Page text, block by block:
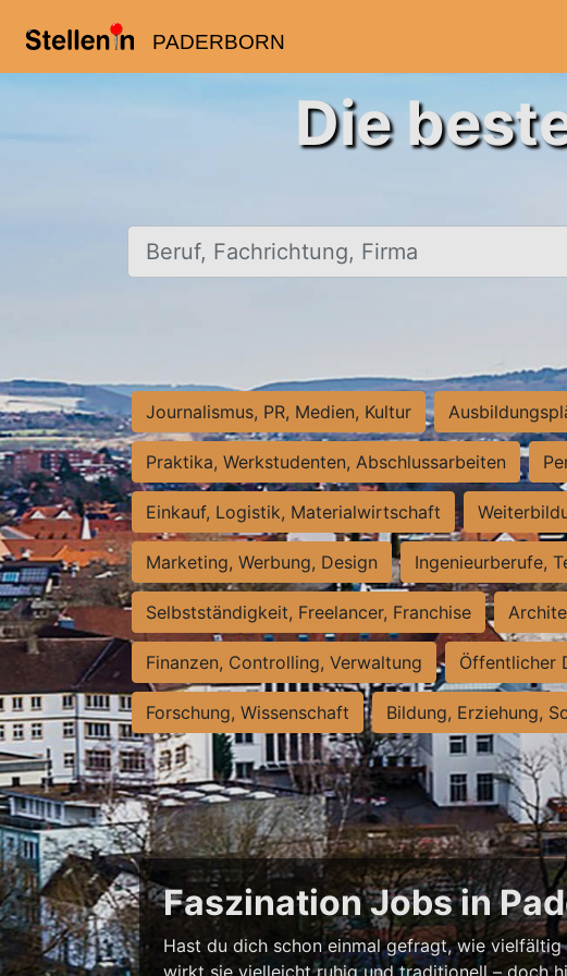
PADERBORN
Die
Beruf, Fachrichtung, Firma
Journalismus, PR, Medien, Kultur
Praktika, Werkstudenten, Abschlussarbeiten
Einkauf, Logistik, Materialwirtschaft
Marketing, Werbung, Design Ingenieurberufe,
Selbstständigkeit, Freelancer, Franchise
Finanzen, Controlling, Verwaltung Öffentlicher
Forschung, Wissenschaft Bildung, Erziehung,
Faszination Jobs in
Hast du dich schon einmal gefragt, wie